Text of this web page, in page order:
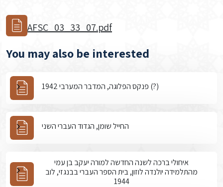
AFSC_03_33_07.pdf
You may also be interested
פנקס הפלוגה, המדבר המערבי 1942 (?)
החייל שומן, הגדוד העברי השני
איחולי ברכה לשנה החדשה למורה יעקב בן עמי
מהתלמידה יולנדה לוזון, בית הספר העברי בבנגזי, לוב
1944